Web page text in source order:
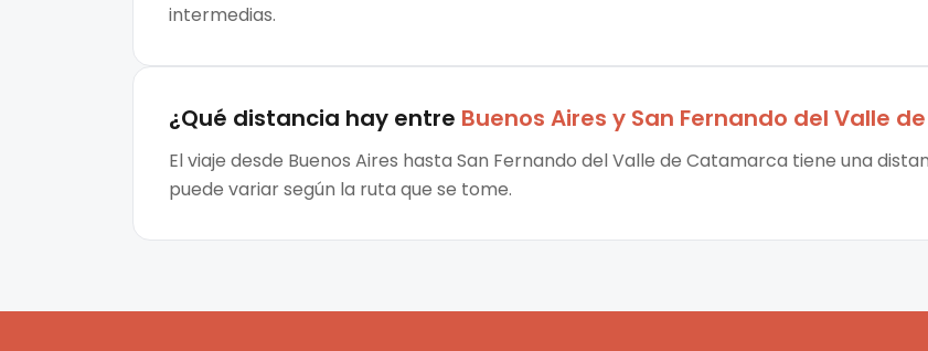
intermedias.
¿Qué distancia hay entre Buenos Aires y San Fernando del Valle
El viaje desde Buenos Aires hasta San Fernando del Valle de Catamarca tiene una
puede variar según la ruta que se tome.